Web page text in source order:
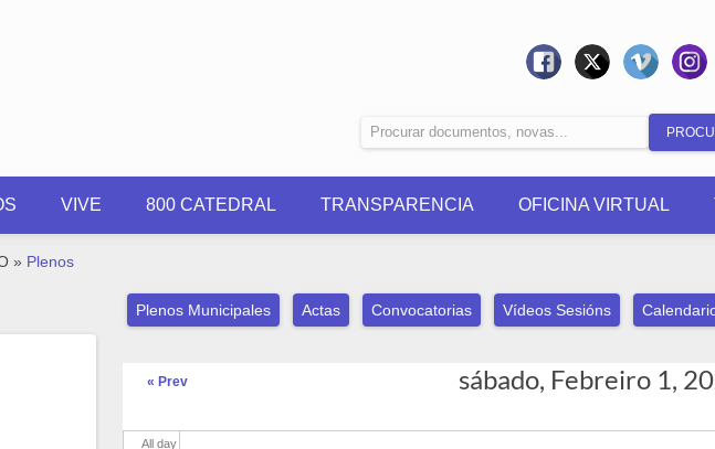
VIVE 800 CATEDRAL TRANSPARENCIA OFICINA VIRTUAL
» Plenos
Plenos Municipales Actas Convocatorias Vídeos Sesións
sábado, Febreiro 1,
« Prev
All day